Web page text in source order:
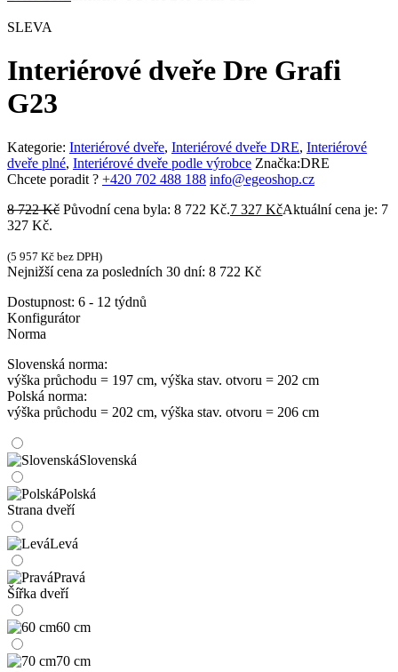
SLEVA
Interiérové dveře Dre Grafi
G23
Kategorie: Interiérové dveře, Interiérové dveře DRE, Interiérové
dveře plné, Interiérové dveře podle výrobce Značka:DRE
Chcete poradit ? +420 702 488 188 info@egeoshop.cz
8 722Kč Původní cena byla: 8 722 Kč.7 327 KčAktuální cena je: 7
327 Kč.
(5 957 Kč bez DPH)
Nejnižší cena za posledních 30 dní: 8 722 Kč
Dostupnost: 6 - 12 týdnů
Konfigurátor
Norma
Slovenská norma:
výška průchodu = 197 cm, výška stav. otvoru = 202 cm
Polská norma:
výška průchodu = 202 cm, výška stav. otvoru = 206 cm
Slovenská
Polská
Strana dveří
Levá
Pravá
Šířka dveří
60 cm
70 cm